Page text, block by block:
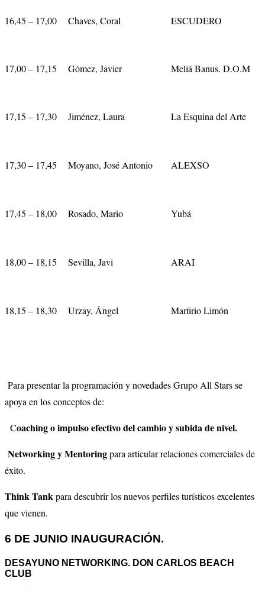
16,45 – 17,00 Chaves, Coral ESCUDERO
17,00 – 17,15 Gómez, Javier Meliá Banus. D.O.M
17,15 – 17,30 Jiménez, Laura La Esquina del Arte
17,30 – 17,45 Moyano, José Antonio ALEXSO
17,45 – 18,00 Rosado, Mario Yubá
18,00 – 18,15 Sevilla, Javi ARAI
18,15 – 18,30 Urzay, Ángel Martirio Limón
Para presentar la programación y novedades Grupo All Stars se
apoya en los conceptos de:
Coaching o impulso efectivo del cambio y subida de nivel.
Networking y Mentoringpara articular relaciones comerciales de
éxito.
Think Tankpara descubrir los nuevos perfiles turísticos excelentes
que vienen.
6 DE JUNIO INAUGURACIÓN.
DESAYUNO NETWORKING. DON CARLOS BEACH
CLUB